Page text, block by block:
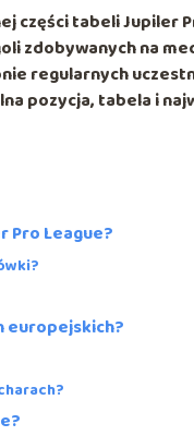
części tabeliJupiler
zdobywanych na
regularnych
pozycja, tabela i
Pro League?
europejskich?